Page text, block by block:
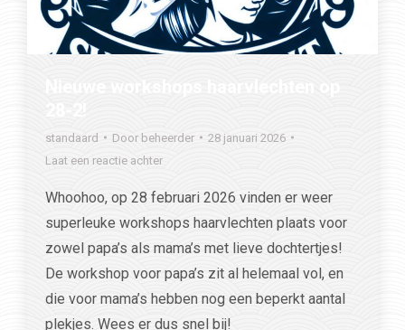
standaard Door beheerder
28 januari 2026
Laat een reactie achter
Whoohoo, op 28 februari 2026 vinden er weer
superleuke workshops haarvlechten plaats voor
zowel papa’s als mama’s met lieve dochtertjes!
De workshop voor papa’s zit al helemaal vol, en
die voor mama’s hebben nog een beperkt aantal
plekjes. Wees er dus snel bij!